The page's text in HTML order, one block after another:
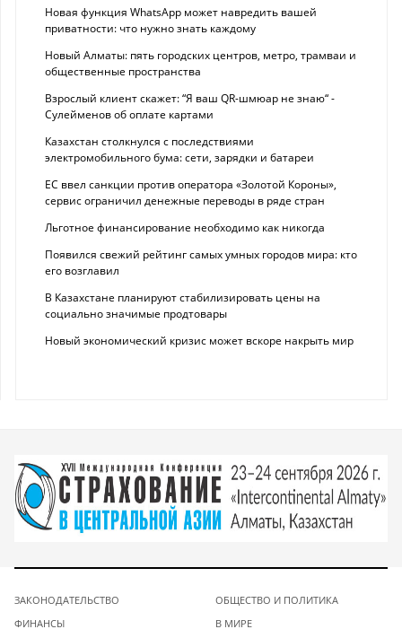
Новая функция WhatsApp может навредить вашей
приватности: что нужно знать каждому
Новый Алматы: пять городских центров, метро, трамваи и
общественные пространства
Взрослый клиент скажет: “Я ваш QR-шмюар не знаю“ -
Сулейменов об оплате картами
Казахстан столкнулся с последствиями
электромобильного бума: сети, зарядки и батареи
ЕС ввел санкции против оператора «Золотой Короны»,
сервис ограничил денежные переводы в ряде стран
Льготное финансирование необходимо как никогда
Появился свежий рейтинг самых умных городов мира: кто
его возглавил
В Казахстане планируют стабилизировать цены на
социально значимые продтовары
Новый экономический кризис может вскоре накрыть мир
ЗАКОНОДАТЕЛЬСТВО
ФИНАНСЫ
ОБЩЕСТВО И ПОЛИТИКА
В МИРЕ